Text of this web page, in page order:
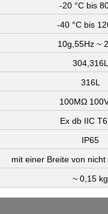
-20 °C bis
-40 °C bis
10g,55Hz ~
304,316L
316L
100MΩ
Ex db IIC
IP65
mit einer Breite von
~ 0,15 kg